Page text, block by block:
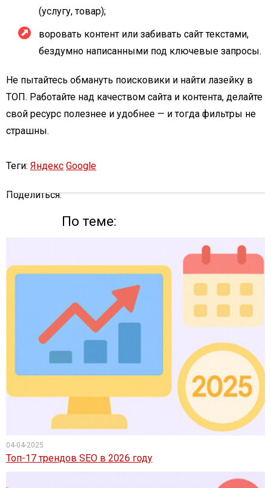
(услугу, товар);
воровать контент или забивать сайт текстами,
бездумно написанными под ключевые запросы.
Не пытайтесь обмануть поисковики и найти лазейку в
ТОП. Работайте над качеством сайта и контента, делайте
свой ресурс полезнее и удобнее — и тогда фильтры не
страшны.
Теги: Яндекс Google
Поделиться:
По теме:
04-04-2025
Топ-17 трендов SEO в 2026 году